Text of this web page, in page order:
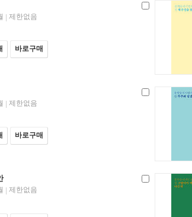
제한없음
바로구매
제한없음
바로구매
제한없음